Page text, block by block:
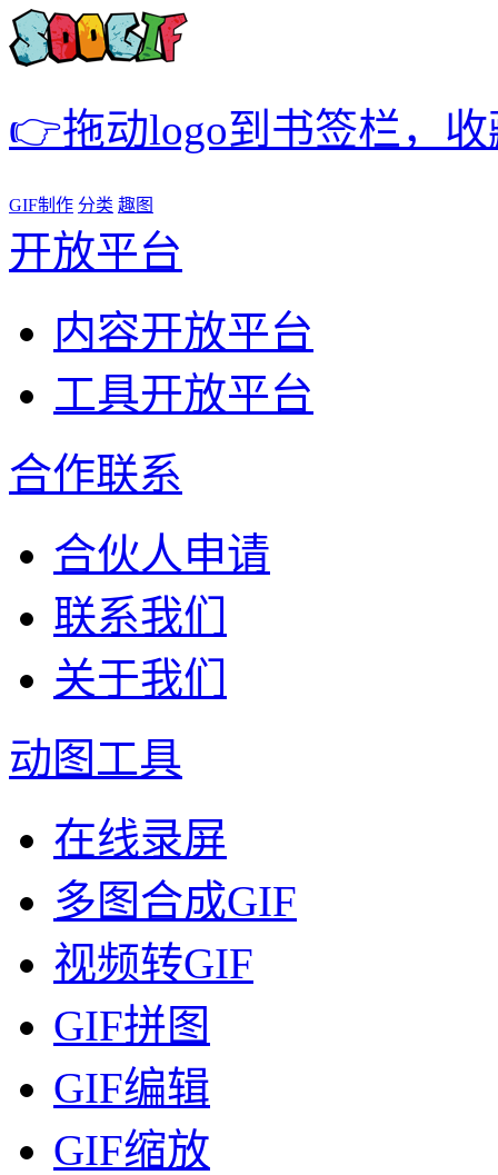
👉拖动logo到书签栏，
GIF制作 分类 趣图
开放平台
内容开放平台
工具开放平台
合作联系
合伙人申请
联系我们
关于我们
动图工具
在线录屏
多图合成GIF
视频转GIF
GIF拼图
GIF编辑
GIF缩放